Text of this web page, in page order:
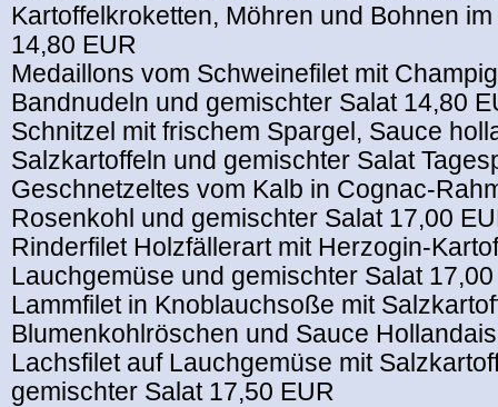
Kartoffelkroketten, Möhren und Bohnen
14,80 EUR
Medaillons vom Schweinefilet mit
Bandnudeln und gemischter Salat 14,80
Schnitzel mit frischem Spargel, Sauce
Salzkartoffeln und gemischter Salat
Geschnetzeltes vom Kalb in Cognac-
Rosenkohl und gemischter Salat 17,00
Rinderfilet Holzfällerart mit Herzogin-
Lauchgemüse und gemischter Salat
Lammfilet in Knoblauchsoße mit
Blumenkohlröschen und Sauce
Lachsfilet auf Lauchgemüse mit
gemischter Salat 17,50 EUR